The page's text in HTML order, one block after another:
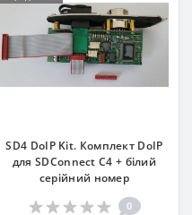
SD4 DoIP Kit. Комплект DoIP
для SDConnect C4 + білий
серійний номер
0